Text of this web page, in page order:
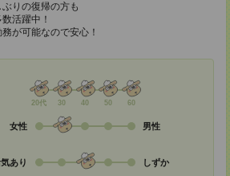
りの復帰の方も
活躍中！
が可能なので安心！
20代 30 40 50 60
女性 男性
あり しずか